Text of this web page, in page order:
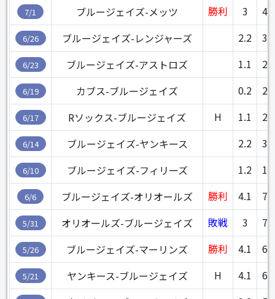
7/1 ブルージェイズ-メッツ 勝利 3 46
6/26 ブルージェイズ-レンジャーズ 2.2 35
6/23 ブルージェイズ-アストロズ 1.1 28
6/19 カブス-ブルージェイズ 0.2 20
6/17 Rソックス-ブルージェイズ H 1.1 22
6/14 ブルージェイズ-ヤンキース 2.2 38
6/10 ブルージェイズ-フィリーズ 1.2 17
6/6 ブルージェイズ-オリオールズ 勝利 4.1 73
5/31 オリオールズ-ブルージェイズ 敗戦 3 70
5/26 ブルージェイズ-マーリンズ 勝利 4.1 66
5/21 ヤンキース-ブルージェイズ H 4.1 63